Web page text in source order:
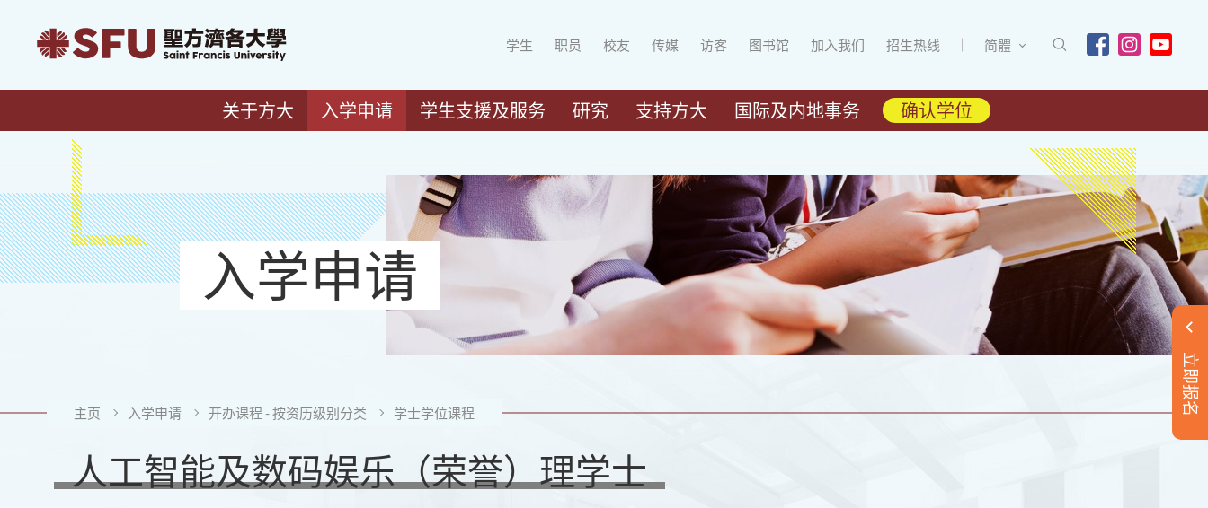
学生 职员 校友 传媒 访客 图书馆 加入我们 招生热线 简體
关于方大 入学申请 学生支援及服务 研究 支持方大 国际及内地事务 确认学位
立即报名
入学申请
主页 入学申请 开办课程 - 按资历级别分类 学士学位课程
人工智能及数码娱乐（荣誉）理学士